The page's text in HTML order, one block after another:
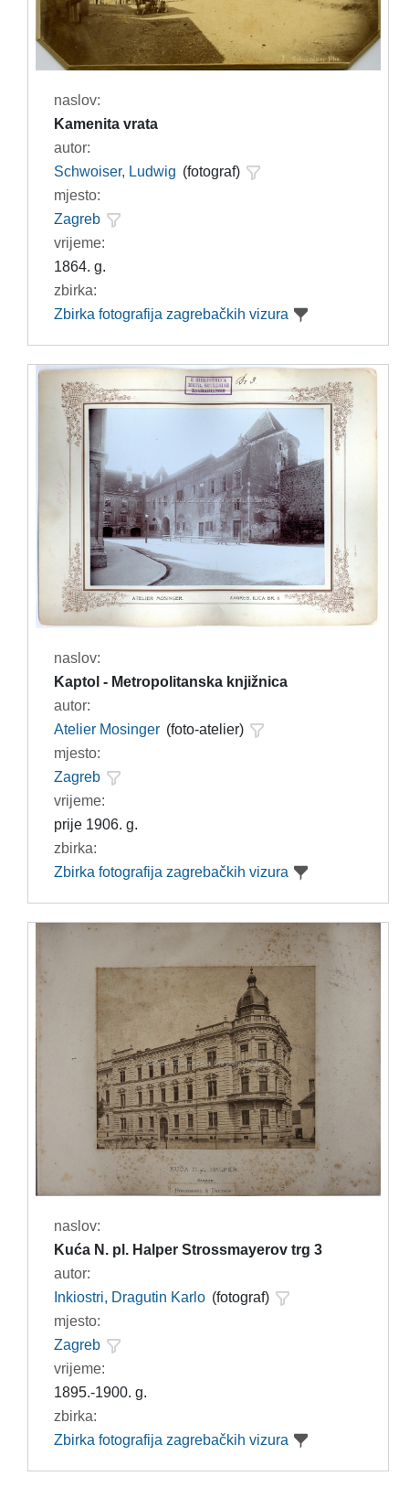
naslov:
Kamenita vrata
autor:
Schwoiser, Ludwig (fotograf)
mjesto:
Zagreb
vrijeme:
1864. g.
zbirka:
Zbirka fotografija zagrebačkih vizura
naslov:
Kaptol - Metropolitanska knjižnica
autor:
Atelier Mosinger (foto-atelier)
mjesto:
Zagreb
vrijeme:
prije 1906. g.
zbirka:
Zbirka fotografija zagrebačkih vizura
naslov:
Kuća N. pl. Halper Strossmayerov trg 3
autor:
Inkiostri, Dragutin Karlo (fotograf)
mjesto:
Zagreb
vrijeme:
1895.-1900. g.
zbirka:
Zbirka fotografija zagrebačkih vizura